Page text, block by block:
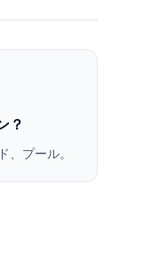
？
プール。